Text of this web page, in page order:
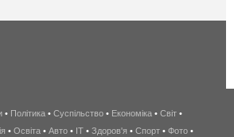
беспроводной
интернет
• Політика • Суспільство • Економіка • Світ •
• Освіта • Авто • IT • Здоров'я • Спорт • Фото •